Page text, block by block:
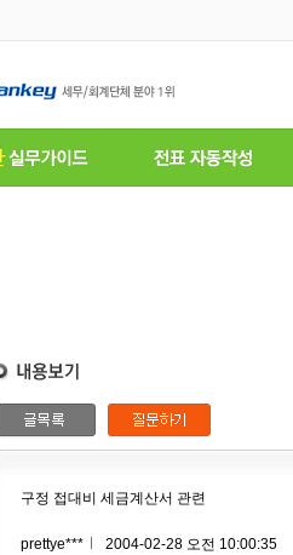
구정 접대비 세금계산서 관련
prettye*** 2004-02-28 오전 10:00:35